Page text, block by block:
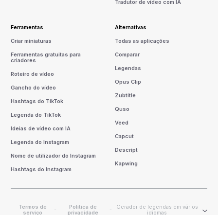
Tradutor de vídeo com IA
Ferramentas
Criar miniaturas
Ferramentas gratuitas para
criadores
Roteiro de vídeo
Gancho do vídeo
Hashtags do TikTok
Legenda do TikTok
Ideias de vídeo com IA
Legenda do Instagram
Nome de utilizador do Instagram
Hashtags do Instagram
Alternativas
Todas as aplicações
Comparar
Legendas
Opus Clip
Zubtitle
Quso
Veed
Capcut
Descript
Kapwing
Termos de
serviço
-
Política de
privacidade
-
Gerador de legendas em vários
idiomas